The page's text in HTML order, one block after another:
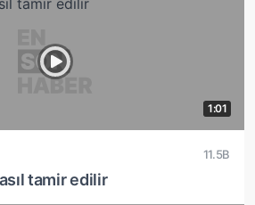
1:01
11.5B
tamir edilir